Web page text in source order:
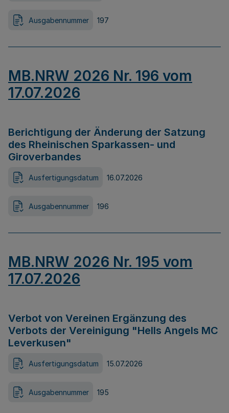
Ausgabennummer 197
MB.NRW 2026 Nr. 196 vom
17.07.2026
Berichtigung der Änderung der Satzung
des Rheinischen Sparkassen- und
Giroverbandes
Ausfertigungsdatum 16.07.2026
Ausgabennummer 196
MB.NRW 2026 Nr. 195 vom
17.07.2026
Verbot von Vereinen Ergänzung des
Verbots der Vereinigung "Hells Angels MC
Leverkusen"
Ausfertigungsdatum 15.07.2026
Ausgabennummer 195